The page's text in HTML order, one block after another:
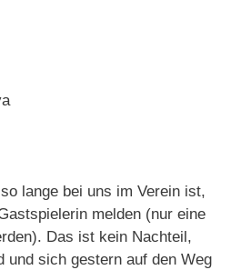
lange bei uns im Verein ist,
melden (nur eine
Das ist kein Nachteil,
und sich gestern auf den Weg